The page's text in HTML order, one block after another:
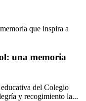
una memoria
del Colegio
y recogimiento la...